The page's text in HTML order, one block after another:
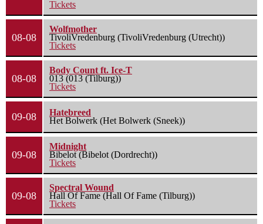
Tickets
08-08
Wolfmother
TivoliVredenburg (TivoliVredenburg (Utrecht))
Tickets
08-08
Body Count ft. Ice-T
013 (013 (Tilburg))
Tickets
09-08
Hatebreed
Het Bolwerk (Het Bolwerk (Sneek))
09-08
Midnight
Bibelot (Bibelot (Dordrecht))
Tickets
09-08
Spectral Wound
Hall Of Fame (Hall Of Fame (Tilburg))
Tickets